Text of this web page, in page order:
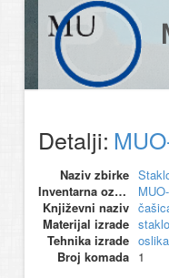
Detalji:
Naziv zbirke
Inventarna oznaka
Književni naziv
Materijal izrade
Tehnika izrade
Broj komada 1